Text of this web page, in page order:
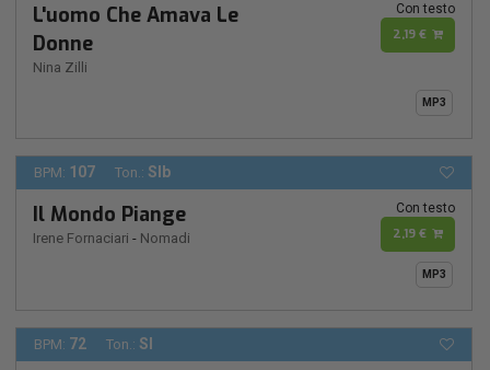
L'uomo Che Amava Le
Donne
Nina Zilli
Con testo
2,19 €
MP3
BPM: 107 Ton.: SIb
Il Mondo Piange
Irene Fornaciari - Nomadi
Con testo
2,19 €
MP3
BPM: 72 Ton.: SI